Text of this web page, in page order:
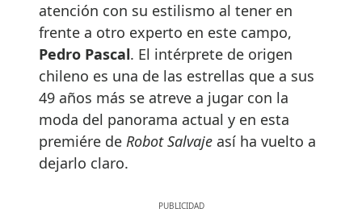
atención con su estilismo al tener en
frente a otro experto en este campo,
Pedro Pascal. El intérprete de origen
chileno es una de las estrellas que a sus
49 años más se atreve a jugar con la
moda del panorama actual y en esta
premiére de Robot Salvaje así ha vuelto a
dejarlo claro.